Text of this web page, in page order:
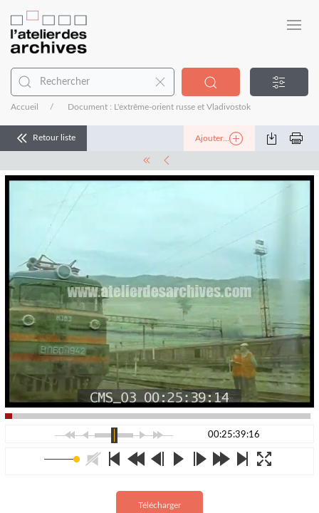
Accueil Document : L'extrême-orient russe et Vladivostok
Retour liste Ajouter...
00:25:39:16
Télécharger